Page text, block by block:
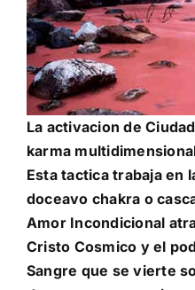
La activacion de
karma
Esta tactica trabaja en
doceavo chakra o
Amor Incondicional
Cristo Cosmico y el
Sangre que se vierte